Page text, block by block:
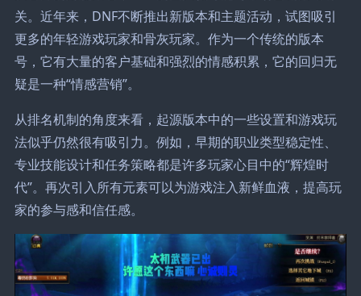
关。近年来，DNF不断推出新版本和主题活动，试图吸引
更多的年轻游戏玩家和骨灰玩家。作为一个传统的版本
号，它有大量的客户基础和强烈的情感积累，它的回归无
疑是一种“情感营销”。
从排名机制的角度来看，起源版本中的一些设置和游戏玩
法似乎仍然很有吸引力。例如，早期的职业类型稳定性、
专业技能设计和任务策略都是许多玩家心目中的“辉煌时
代”。再次引入所有元素可以为游戏注入新鲜血液，提高玩
家的参与感和信任感。